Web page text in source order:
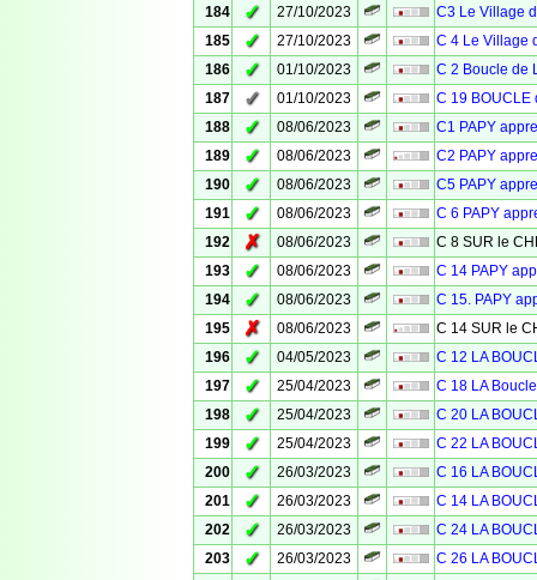
184
✓ 27/10/2023
C3 Le Village
185
✓ 27/10/2023
C 4 Le Village
186
✓ 01/10/2023
C 2 Boucle de
187
✓ 01/10/2023
C 19 BOUCLE
188
✓ 08/06/2023
C1 PAPY
189
✓ 08/06/2023
C2 PAPY
190
✓ 08/06/2023
C5 PAPY
191
✓ 08/06/2023
C 6 PAPY
192
✗ 08/06/2023
C 8 SUR le
193
✓ 08/06/2023
C 14 PAPY
194
✓ 08/06/2023
C 15. PAPY
195
✗ 08/06/2023
C 14 SUR le
196
✓ 04/05/2023
C 12 LA
197
✓ 25/04/2023
C 18 LA
198
✓ 25/04/2023
C 20 LA
199
✓ 25/04/2023
C 22 LA
200
✓ 26/03/2023
C 16 LA
201
✓ 26/03/2023
C 14 LA
202
✓ 26/03/2023
C 24 LA
203
✓ 26/03/2023
C 26 LA